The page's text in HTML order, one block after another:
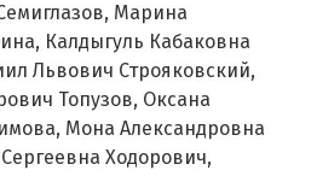
Марина
Калдыгуль Кабаковна
Львович Строяковский,
Топузов, Оксана
Мона Александровна
Ходорович,